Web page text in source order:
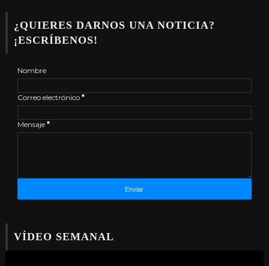
¿QUIERES DARNOS UNA NOTICIA?
¡ESCRÍBENOS!
Nombre
Correo electrónico *
Mensaje *
VÍDEO SEMANAL